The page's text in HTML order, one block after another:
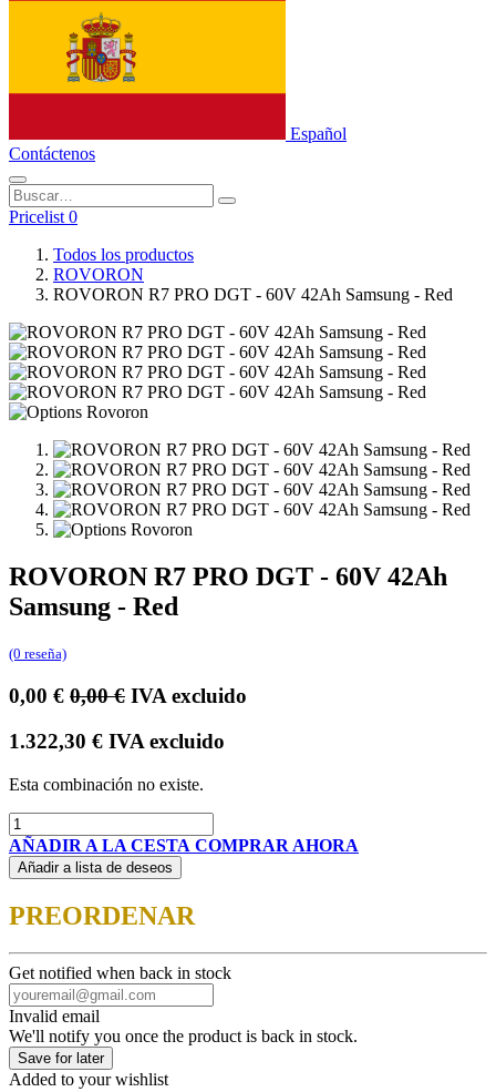
Español
Contáctenos
Pricelist 0
Todos los productos
ROVORON
ROVORON R7 PRO DGT - 60V 42Ah Samsung - Red
ROVORON R7 PRO DGT - 60V 42Ah
Samsung - Red
(0 reseña)
0,00 € 0,00€ IVA excluido
1.322,30 € IVA excluido
Esta combinación no existe.
AÑADIR A LA CESTA COMPRAR AHORA
Añadir a lista de deseos
PREORDENAR
Get notified when back in stock
Invalid email
We'll notify you once the product is back in stock.
Save for later
Added to your wishlist